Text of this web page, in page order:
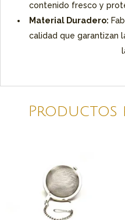
contenido fresco y
Material Duradero:
calidad que garantizan
Productos